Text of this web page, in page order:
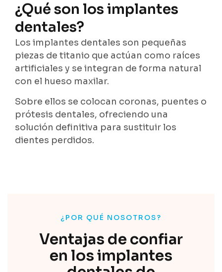
¿Qué son los implantes
dentales?
Los implantes dentales son pequeñas
piezas de titanio que actúan como raíces
artificiales y se integran de forma natural
con el hueso maxilar.
Sobre ellos se colocan coronas, puentes o
prótesis dentales, ofreciendo una
solución definitiva para sustituir los
dientes perdidos.
¿POR QUÉ NOSOTROS?
Ventajas de confiar
en los implantes